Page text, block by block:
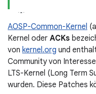
AOSP-Common-Kernel
Kernel oder ACKs
von kernel.org und
Community von
LTS-Kernel (Long Term
wurden. Diese Patches